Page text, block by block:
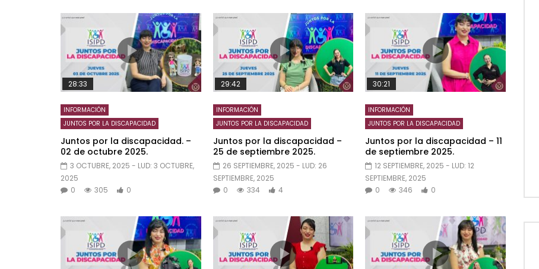
28:33
INFORMACIÓN
JUNTOS POR LA DISCAPACIDAD
Juntos por la discapacidad. –
02 de octubre 2025.
3 OCTUBRE, 2025 - LUD: 3 OCTUBRE,
2025
0
305 0
29:42
INFORMACIÓN
JUNTOS POR LA DISCAPACIDAD
Juntos por la discapacidad –
25 de septiembre 2025.
26 SEPTIEMBRE, 2025 - LUD: 26
SEPTIEMBRE, 2025
0
334 4
30:21
INFORMACIÓN
JUNTOS POR LA DISCAPACIDAD
Juntos por la discapacidad – 11
de septiembre 2025.
12 SEPTIEMBRE, 2025 - LUD:12
SEPTIEMBRE, 2025
0
346 0